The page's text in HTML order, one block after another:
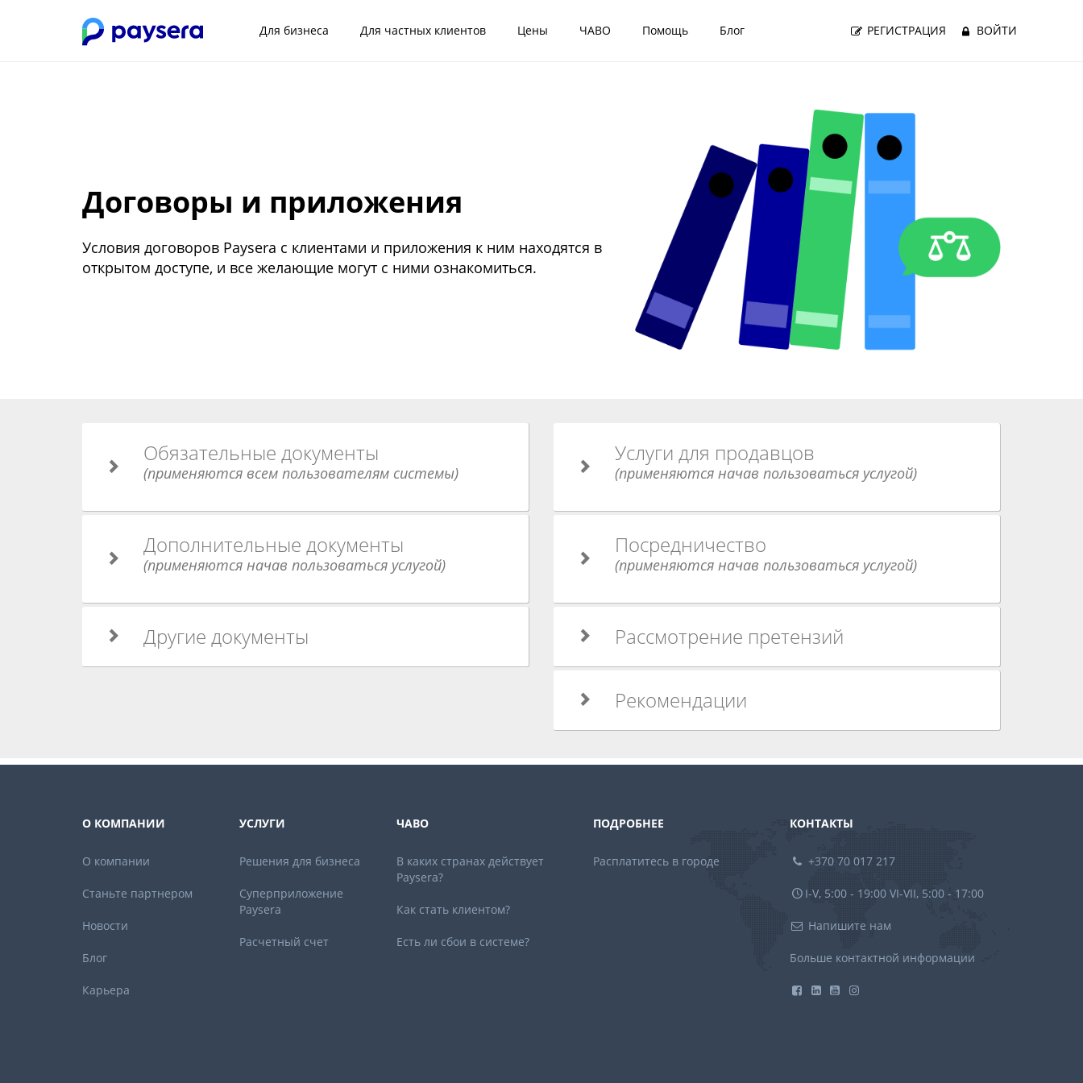
Для бизнеса Для частных клиентов Цены ЧАВО Помощь Блог РЕГИСТРАЦИЯ ВОЙТИ
Договоры и приложения
Условия договоров Paysera с клиентами и приложения к ним находятся в
открытом доступе, и все желающие могут с ними ознакомиться.
Обязательные документы
(применяются всем пользователям системы)
Дополнительные документы
(применяются начав пользоваться услугой)
Другие документы
Услуги для продавцов
(применяются начав пользоваться услугой)
Посредничество
(применяются начав пользоваться услугой)
Рассмотрение претензий
Рекомендации
О КОМПАНИИ
О компании
Станьте партнером
Новости
Блог
Карьера
УСЛУГИ
Решения для бизнеса
Суперприложение
Paysera
Расчетный счет
ЧАВО
В каких странах действует
Paysera?
Как стать клиентом?
Есть ли сбои в системе?
ПОДРОБНЕЕ
Расплатитесь в городе
КОНТАКТЫ
+370 70 017 217
I-V, 5:00 - 19:00 VI-VII, 5:00 - 17:00
Напишите нам
Больше контактной информации